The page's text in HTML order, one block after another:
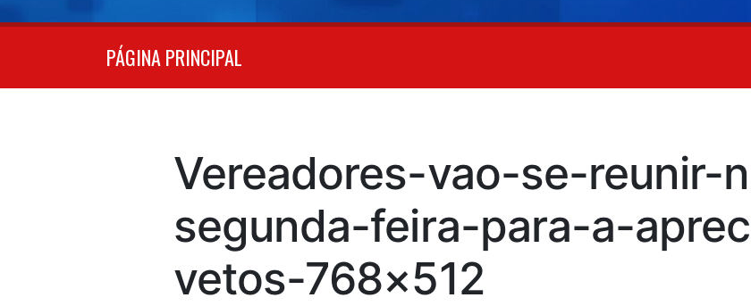
PÁGINA PRINCIPAL
Vereadores-vao-se-reunir-
segunda-feira-para-a-
vetos-768×512